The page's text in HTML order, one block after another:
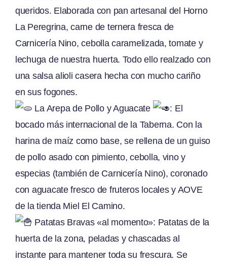
queridos. Elaborada con pan artesanal del Horno
La Peregrina, carne de ternera fresca de
Carnicería Nino, cebolla caramelizada, tomate y
lechuga de nuestra huerta. Todo ello realzado con
una salsa alioli casera hecha con mucho cariño
en sus fogones.
La Arepa de Pollo y Aguacate
: El
bocado más internacional de la Taberna. Con la
harina de maíz como base, se rellena de un guiso
de pollo asado con pimiento, cebolla, vino y
especias (también de Carnicería Nino), coronado
con aguacate fresco de fruteros locales y AOVE
de la tienda Miel El Camino.
Patatas Bravas «al momento»: Patatas de la
huerta de la zona, peladas y chascadas al
instante para mantener toda su frescura. Se